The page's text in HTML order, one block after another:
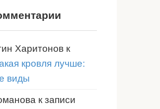
Харитонов к
кровля лучше:
виды
к записи